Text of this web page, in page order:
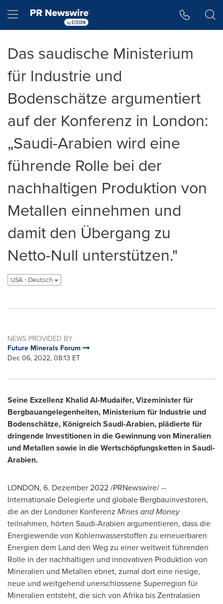
Hamburger menu
Das saudische Ministerium
für Industrie und
Bodenschätze argumentiert
auf der Konferenz in London:
„Saudi-Arabien wird eine
führende Rolle bei der
nachhaltigen Produktion von
Metallen einnehmen und
damit den Übergang zu
Netto-Null unterstützen."
USA - Deutsch
NEWS PROVIDED BY
Future Minerals Forum
Dec 06, 2022, 08:13 ET
Seine Exzellenz Khalid Al-Mudaifer, Vizeminister für
Bergbauangelegenheiten, Ministerium für Industrie und
Bodenschätze, Königreich Saudi-Arabien, plädierte für
dringende Investitionen in die Gewinnung von Mineralien
und Metallen sowie in die Wertschöpfungsketten in Saudi-
Arabien.
LONDON, 6. Dezember 2022/PRNewswire/ --
Internationale Delegierte und globale Bergbauinvestoren,
die an der Londoner Konferenz Mines and Money
teilnahmen, hörten Saudi-Arabien argumentieren, dass die
Energiewende von Kohlenwasserstoffen zu erneuerbaren
Energien dem Land den Weg zu einer weltweit führenden
Rolle in der nachhaltigen und innovativen Produktion von
Mineralien und Metallen ebnet, zumal dort eine riesige,
neue und weitgehend unerschlossene Superregion für
Mineralien entsteht, die sich von Afrika bis Zentralasien